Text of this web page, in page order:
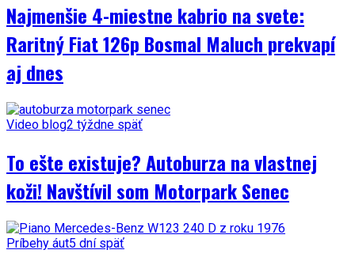
Najmenšie 4-miestne kabrio na svete:
Raritný Fiat 126p Bosmal Maluch prekvapí
aj dnes
Video blog2 týždne späť
To ešte existuje? Autoburza na vlastnej
koži! Navštívil som Motorpark Senec
Príbehy áut5 dní späť